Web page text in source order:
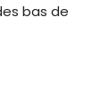
bas de